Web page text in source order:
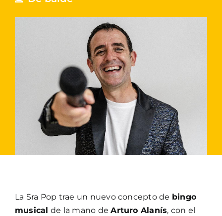
La Sra Pop trae un nuevo concepto de bingo
musical de la mano deArturo Alanís, con el